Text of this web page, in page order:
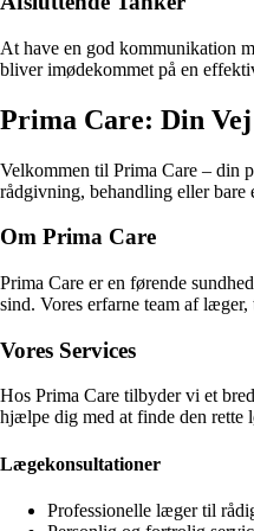
At have en god kommunikation
bliver imødekommet på en
Prima Care: Din
Velkommen til Prima Care – din
rådgivning, behandling eller bare
Om Prima Care
Prima Care er en førende
sind. Vores erfarne team af
Vores Services
Hos Prima Care tilbyder vi et
hjælpe dig med at finde den rette
Lægekonsultationer
Professionelle læger til